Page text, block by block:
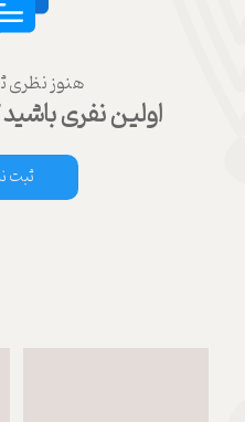
هنوز نظری
اولین نفری
ثبت